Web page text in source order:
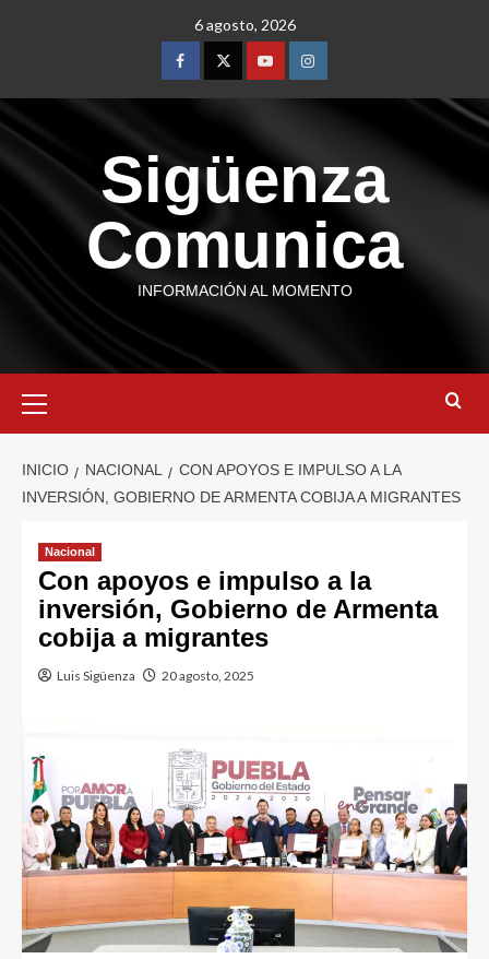
6 agosto, 2026
Sigüenza
Comunica
INFORMACIÓN AL MOMENTO
INICIO NACIONAL
CON APOYOS E IMPULSO A LA
INVERSIÓN, GOBIERNO DE ARMENTA COBIJA A MIGRANTES
Nacional
Con apoyos e impulso a la
inversión, Gobierno de Armenta
cobija a migrantes
Luis Sigüenza 20 agosto, 2025